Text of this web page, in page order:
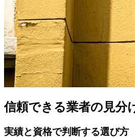
信頼できる業者の見分
実績と資格で判断する選び方